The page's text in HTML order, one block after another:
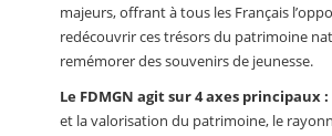
majeurs, offrant à tous les Français
redécouvrir ces trésors du patrimoine
remémorer des souvenirs de jeunesse.
Le FDMGN agit sur 4 axes principaux :
et la valorisation du patrimoine, le